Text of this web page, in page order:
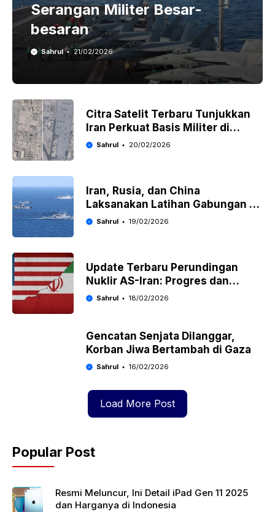
Serangan Militer Besar-
besaran
Sahrul 21/02/2026
Citra Satelit Terbaru Tunjukkan
Iran Perkuat Basis Militer di
Tengah Ketegangan dengan AS
Sahrul 20/02/2026
Iran, Rusia, dan China
Laksanakan Latihan Gabungan di
Selat Hormuz
Sahrul 19/02/2026
Update Terbaru Perundingan
Nuklir AS-Iran: Progres dan
Pernyataan Mengejutkan
Sahrul 18/02/2026
Gencatan Senjata Dilanggar,
Korban Jiwa Bertambah di Gaza
Sahrul 16/02/2026
Load More Post
Popular Post
Resmi Meluncur, Ini Detail iPad Gen 11 2025
dan Harganya di Indonesia